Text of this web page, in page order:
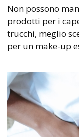
Non possono
prodotti per i
trucchi, meglio
per un make-up